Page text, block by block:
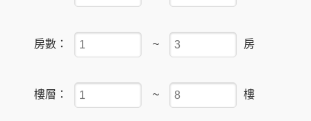
房數： ~ 房
樓層： ~ 樓